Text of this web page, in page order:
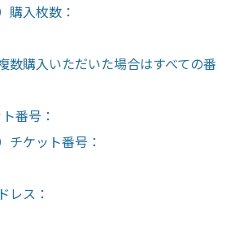
購入枚数：
数購入いただいた場合はすべての番
番号：
チケット番号：
レス：